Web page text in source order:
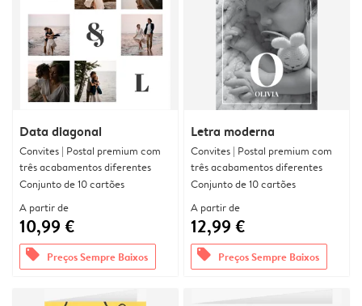
Data diagonal
Convites | Postal premium com
três acabamentos diferentes
Conjunto de 10 cartões
A partir de
10,99 €
offers Preços Sempre Baixos
Letra moderna
Convites | Postal premium com
três acabamentos diferentes
Conjunto de 10 cartões
A partir de
12,99 €
offers Preços Sempre Baixos